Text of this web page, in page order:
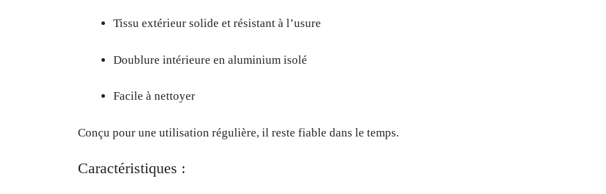
Tissu extérieur solide et résistant à l’usure
Doublure intérieure en aluminium isolé
Facile à nettoyer
Conçu pour une utilisation régulière, il reste fiable dans le temps.
Caractéristiques :